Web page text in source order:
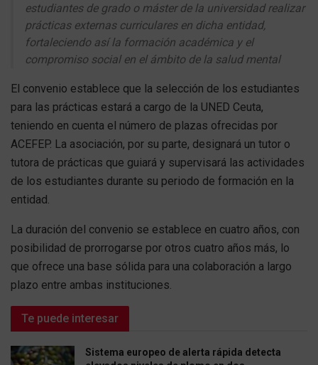
estudiantes de grado o máster de la universidad realizar
prácticas externas curriculares en dicha entidad,
fortaleciendo así la formación académica y el
compromiso social en el ámbito de la salud mental
El convenio establece que la selección de los estudiantes
para las prácticas estará a cargo de la UNED Ceuta,
teniendo en cuenta el número de plazas ofrecidas por
ACEFEP. La asociación, por su parte, designará un tutor o
tutora de prácticas que guiará y supervisará las actividades
de los estudiantes durante su periodo de formación en la
entidad.
La duración del convenio se establece en cuatro años, con
posibilidad de prorrogarse por otros cuatro años más, lo
que ofrece una base sólida para una colaboración a largo
plazo entre ambas instituciones.
Te puede interesar
Sistema europeo de alerta rápida detecta